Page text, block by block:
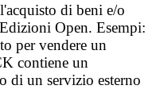
di beni e/o
Open. Esempi:
per vendere un
contiene un
di un servizio esterno